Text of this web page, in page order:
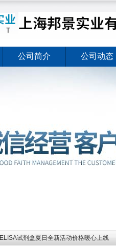
公司简介 公司动态
ELISA试剂盒夏日全新活动价格暖心上线